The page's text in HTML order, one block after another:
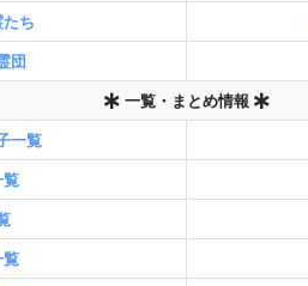
ち
団
一覧・まとめ情報
一覧
覧
覧